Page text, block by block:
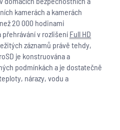
kamerách a kamerách
20 000 hodinami
přehrávání v rozlišení Full HD
záznamů právě tehdy,
je konstruována a
podmínkách a je dostatečně
nárazy, vodu a